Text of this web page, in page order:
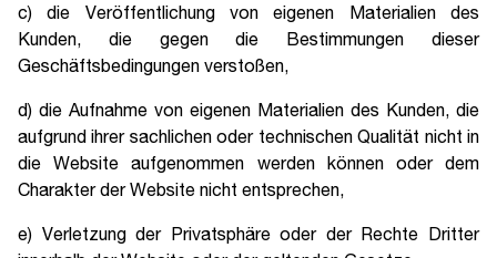
c) die Veröffentlichung von eigenen Materialien des
Kunden, die gegen die Bestimmungen dieser
Geschäftsbedingungen verstoßen,
d) die Aufnahme von eigenen Materialien des Kunden, die
aufgrund ihrer sachlichen oder technischen Qualität nicht in
die Website aufgenommen werden können oder dem
Charakter der Website nicht entsprechen,
e) Verletzung der Privatsphäre oder der Rechte Dritter